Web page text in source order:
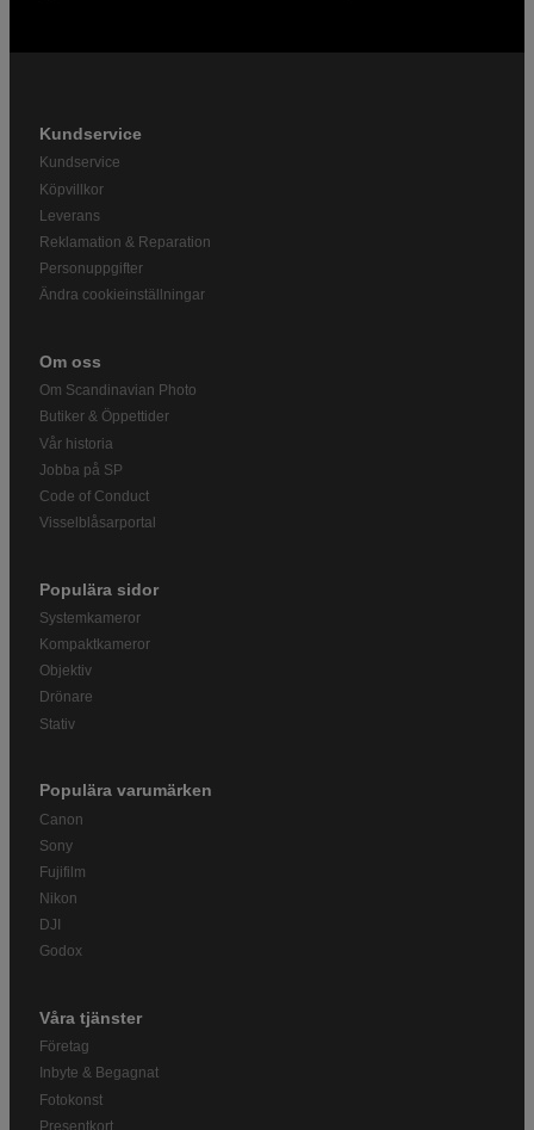
Kundservice
Kundservice
Köpvillkor
Leverans
Reklamation & Reparation
Personuppgifter
Ändra cookieinställningar
Om oss
Om Scandinavian Photo
Butiker & Öppettider
Vår historia
Jobba på SP
Code of Conduct
Visselblåsarportal
Populära sidor
Systemkameror
Kompaktkameror
Objektiv
Drönare
Stativ
Populära varumärken
Canon
Sony
Fujifilm
Nikon
DJI
Godox
Våra tjänster
Företag
Inbyte & Begagnat
Fotokonst
Presentkort